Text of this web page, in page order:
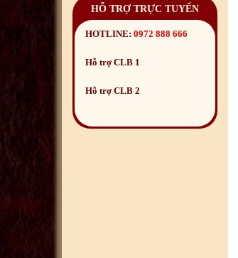
HỖ TRỢ TRỰC TUYẾN
HOTLINE: 0972 888 666
Hỗ trợ CLB 1
Hỗ trợ CLB 2